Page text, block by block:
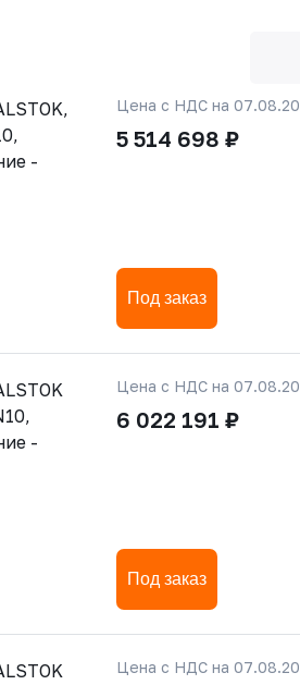
-
Цена с НДС на
5 514 698 ₽
Под заказ
-
Цена с НДС на
6 022 191 ₽
Под заказ
Цена с НДС на